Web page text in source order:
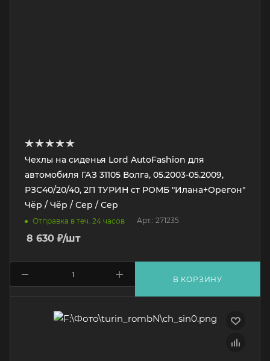
Чехлы на сиденья Lord AutoFashion для
автомобиля ГАЗ 31105 Волга, 05.2003-05.2009,
РЗС40/20/40, 2П ТУРИН ст РОМБ "Илана+Орегон"
Чёр / Чёр / Сер / Сер
Отправка в теч. 24 часов Арт.: 271235
8 630 ₽/шт
В КОРЗИНУ